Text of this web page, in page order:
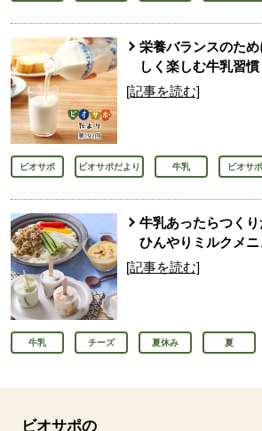
栄養バランスのた
しく楽しむ牛乳習慣
[記事を読む]
ビオサポ ビオサポだより 牛乳 ビオサポ
牛乳あったらつく
ひんやりミルクメ
[記事を読む]
牛乳 チーズ 夏休み 夏
ビオサポの